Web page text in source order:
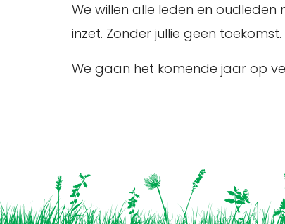
We willen alle leden en
inzet. Zonder jullie geen toekomst.
We gaan het komende jaar op